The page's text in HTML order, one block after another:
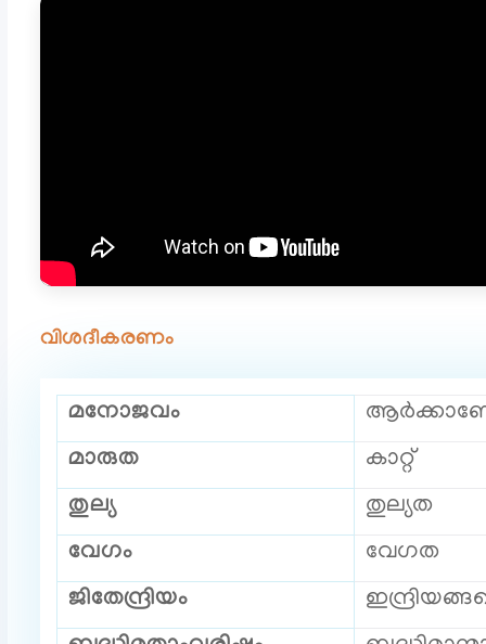
വിശദീകരണം
മനോജവം
മാരുത
കാറ്റ്
തുല്യ
തുല്യത
വേഗം
വേഗത
ജിതേന്ദ്രിയം